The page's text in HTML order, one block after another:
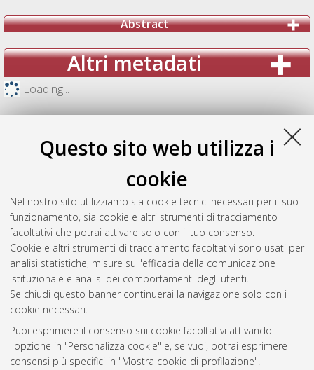
Questo sito web utilizza i
cookie
Nel nostro sito utilizziamo sia cookie tecnici necessari per il suo
funzionamento, sia cookie e altri strumenti di tracciamento
facoltativi che potrai attivare solo con il tuo consenso.
Cookie e altri strumenti di tracciamento facoltativi sono usati per
analisi statistiche, misure sull'efficacia della comunicazione
istituzionale e analisi dei comportamenti degli utenti.
Se chiudi questo banner continuerai la navigazione solo con i
cookie necessari.
Puoi esprimere il consenso sui cookie facoltativi attivando
l'opzione in "Personalizza cookie" e, se vuoi, potrai esprimere
consensi più specifici in "Mostra cookie di profilazione".
Abstract
Altri metadati
Loading...
Gestione del documento:
Atom
Rss 1.0